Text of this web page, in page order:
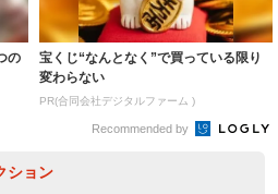
の
宝くじ“なんとなく”で買っている限り
変わらない
PR(合同会社デジタルファーム )
Recommended by
ション